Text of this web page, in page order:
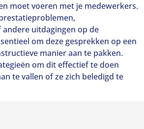
moet voeren met je medewerkers.
uitdagingen op de
om deze gesprekken op een
manier aan te pakken.
om dit effectief te doen
te vallen of ze zich beledigd te